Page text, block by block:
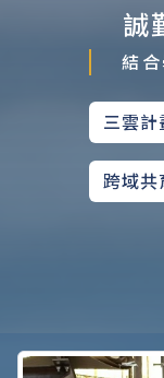
誠
結
三雲計
跨域共